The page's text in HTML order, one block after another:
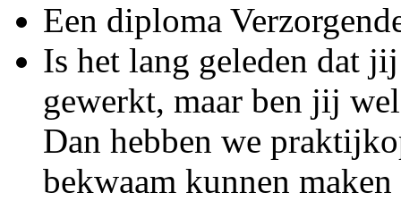
Een diploma
Is het lang geleden dat
gewerkt, maar ben jij
Dan hebben we
bekwaam kunnen